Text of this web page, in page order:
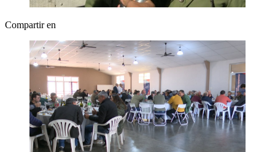
Compartir en